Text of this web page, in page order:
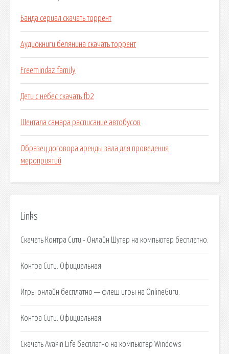
Банда сериал скачать торрент
Аудиокниги белянина скачать торрент
Freemindaz family
Дети с небес скачать fb2
Шентала самара расписание автобусов
Образец договора аренды зала для проведения
мероприятий
Links
Скачать Контра Сити - Онлайн Шутер на компьютер бесплатно.
Контра Сити. Официальная
Игры онлайн бесплатно — флеш игры на OnlineGuru.
Контра Сити. Официальная
Скачать Avakin Life бесплатно на компьютер Windows